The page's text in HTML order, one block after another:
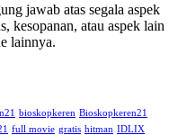
jawab atas segala aspek
kesopanan, atau aspek lain
lainnya.
bioskopkeren Bioskopkeren21
full movie gratis hitman IDLIX